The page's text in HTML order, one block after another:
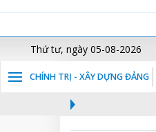
Thứ tư, ngày 05-08-2026
CHÍNH TRỊ - XÂY DỰNG ĐẢNG